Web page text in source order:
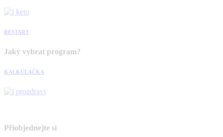
RESTART
Jaký vybrat program?
KALKULAČKA
Přiobjednejte si